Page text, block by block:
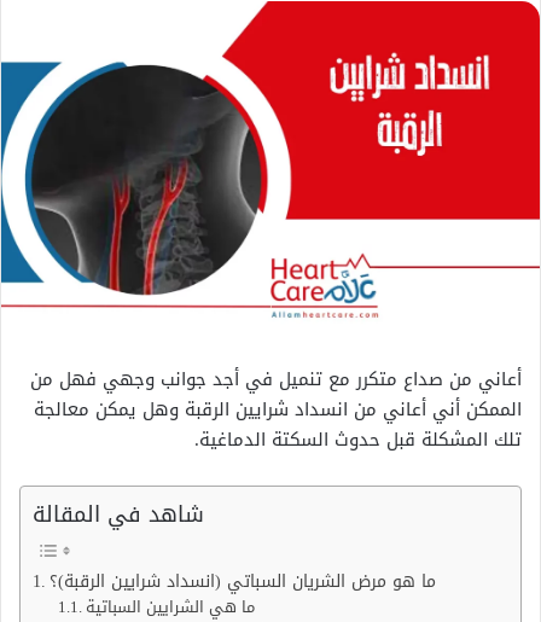
أعاني من صداع متكرر مع تنميل في أجد جوانب وجهي فهل من
الممكن أني أعاني من انسداد شرايين الرقبة وهل يمكن معالجة
تلك المشكلة قبل حدوث السكتة الدماغية.
شاهد في المقالة
ما هو مرض الشريان السباتي (انسداد شرايين الرقبة)؟
ما هي الشرايين السباتية